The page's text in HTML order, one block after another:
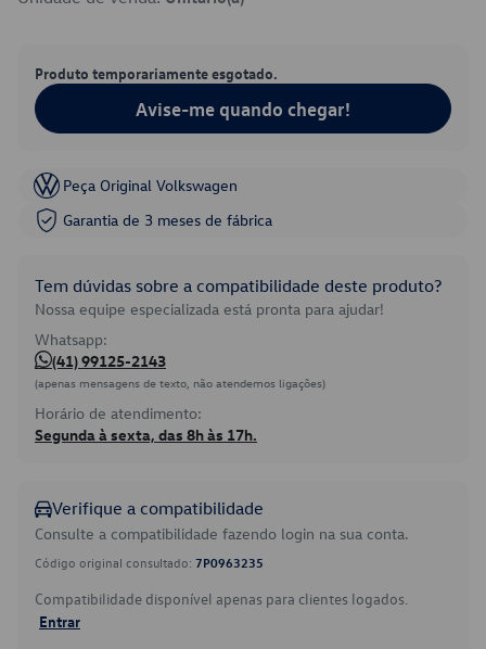
Produto temporariamente esgotado.
Avise-me quando chegar!
Peça Original Volkswagen
Garantia de 3 meses de fábrica
Tem dúvidas sobre a compatibilidade deste produto?
Nossa equipe especializada está pronta para ajudar!
Whatsapp:
(41) 99125-2143
(apenas mensagens de texto, não atendemos ligações)
Horário de atendimento:
Segunda à sexta, das 8h às 17h.
Verifique a compatibilidade
Consulte a compatibilidade fazendo login na sua conta.
Código original consultado: 7P0963235
Compatibilidade disponível apenas para clientes logados.
Entrar